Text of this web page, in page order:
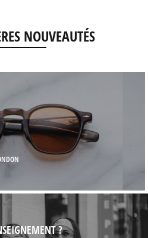
NOUVEAUTÉS
JACQUES MARIE MAGE ZEPHIRIN AEGEN
?